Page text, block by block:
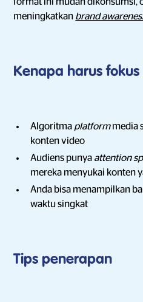
meningkatkan brand
Kenapa harus
Algoritma platformmedia
konten video
Audiens punya attention
mereka menyukai konten
Anda bisa menampilkan
waktu singkat
Tips penerapan